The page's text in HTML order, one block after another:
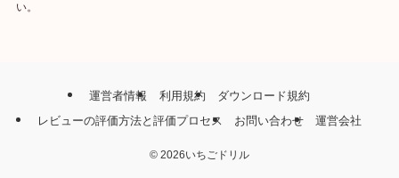
い。
運営者情報 利用規約
ダウンロード規約
レビューの評価方法と評価プロセス
お問い合わせ 運営会社
© 2026いちごドリル